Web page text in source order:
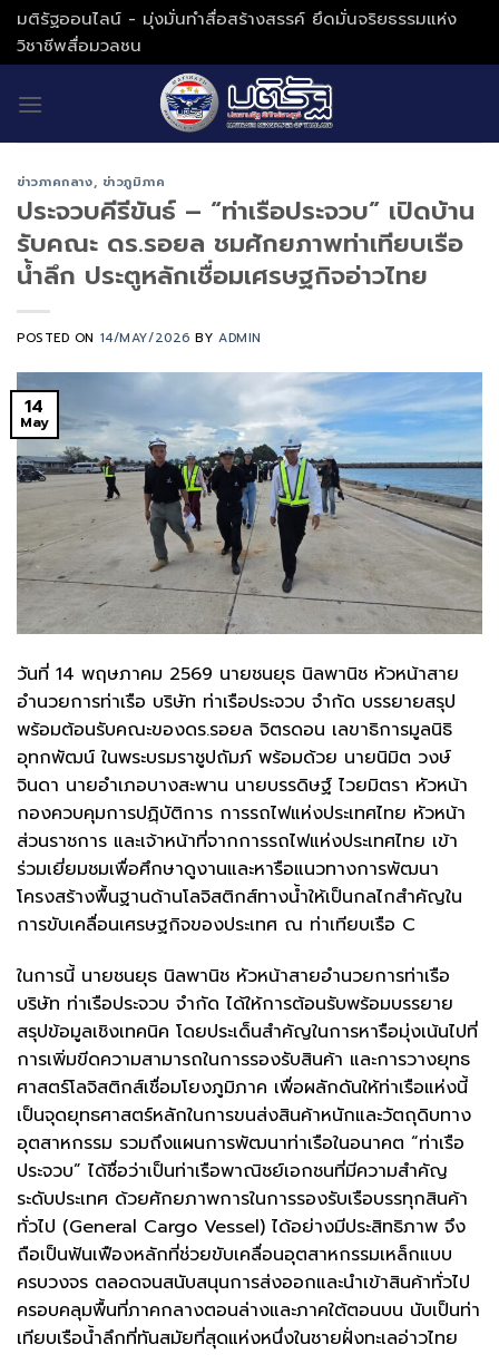
Skip
to
content
มติรัฐออนไลน์ - มุ่งมั่นทำสื่อสร้างสรรค์ ยึดมั่นจริยธรรมแห่ง
วิชาชีพสื่อมวลชน
ข่าวภาคกลาง, ข่าวภูมิภาค
ประจวบคีรีขันธ์ – “ท่าเรือประจวบ” เปิดบ้าน
รับคณะ ดร.รอยล ชมศักยภาพท่าเทียบเรือ
น้ำลึก ประตูหลักเชื่อมเศรษฐกิจอ่าวไทย
POSTED ON 14/MAY/2026 BYADMIN
14
May
วันที่ 14 พฤษภาคม 2569 นายชนยุธ นิลพานิช หัวหน้าสาย
อำนวยการท่าเรือ บริษัท ท่าเรือประจวบ จำกัด บรรยายสรุป
พร้อมต้อนรับคณะของดร.รอยล จิตรดอน เลขาธิการมูลนิธิ
อุทกพัฒน์ ในพระบรมราชูปถัมภ์ พร้อมด้วย นายนิมิต วงษ์
จินดา นายอำเภอบางสะพาน นายบรรดิษฐ์ ไวยมิตรา หัวหน้า
กองควบคุมการปฏฺิบัติการ การรถไฟแห่งประเทศไทย หัวหน้า
ส่วนราชการ และเจ้าหน้าที่จากการรถไฟแห่งประเทศไทย เข้า
ร่วมเยี่ยมชมเพื่อศึกษาดูงานและหารือแนวทางการพัฒนา
โครงสร้างพื้นฐานด้านโลจิสติกส์ทางน้ำให้เป็นกลไกสำคัญใน
การขับเคลื่อนเศรษฐกิจของประเทศ ณ ท่าเทียบเรือ C
ในการนี้ นายชนยุธ นิลพานิช หัวหน้าสายอำนวยการท่าเรือ
บริษัท ท่าเรือประจวบ จำกัด ได้ให้การต้อนรับพร้อมบรรยาย
สรุปข้อมูลเชิงเทคนิค โดยประเด็นสำคัญในการหารือมุ่งเน้นไปที่
การเพิ่มขีดความสามารถในการรองรับสินค้า และการวางยุทธ
ศาสตร์โลจิสติกส์เชื่อมโยงภูมิภาค เพื่อผลักดันให้ท่าเรือแห่งนี้
เป็นจุดยุทธศาสตร์หลักในการขนส่งสินค้าหนักและวัตถุดิบทาง
อุตสาหกรรม รวมถึงแผนการพัฒนาท่าเรือในอนาคต “ท่าเรือ
ประจวบ” ได้ชื่อว่าเป็นท่าเรือพาณิชย์เอกชนที่มีความสำคัญ
ระดับประเทศ ด้วยศักยภาพการในการรองรับเรือบรรทุกสินค้า
ทั่วไป (General Cargo Vessel) ได้อย่างมีประสิทธิภาพ จึง
ถือเป็นฟันเฟืองหลักที่ช่วยขับเคลื่อนอุตสาหกรรมเหล็กแบบ
ครบวงจร ตลอดจนสนับสนุนการส่งออกและนำเข้าสินค้าทั่วไป
ครอบคลุมพื้นที่ภาคกลางตอนล่างและภาคใต้ตอนบน นับเป็นท่า
เทียบเรือน้ำลึกที่ทันสมัยที่สุดแห่งหนึ่งในชายฝั่งทะเลอ่าวไทย